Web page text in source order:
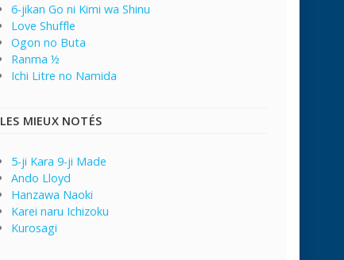
6-jikan Go ni Kimi wa Shinu
Love Shuffle
Ogon no Buta
Ranma ½
Ichi Litre no Namida
LES MIEUX NOTÉS
5-ji Kara 9-ji Made
Ando Lloyd
Hanzawa Naoki
Karei naru Ichizoku
Kurosagi